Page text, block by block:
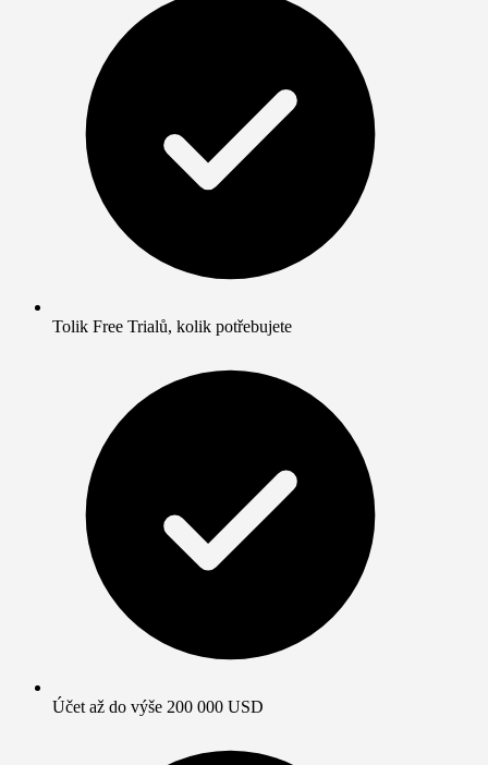
Tolik Free Trialů, kolik potřebujete
Účet až do výše 200 000 USD